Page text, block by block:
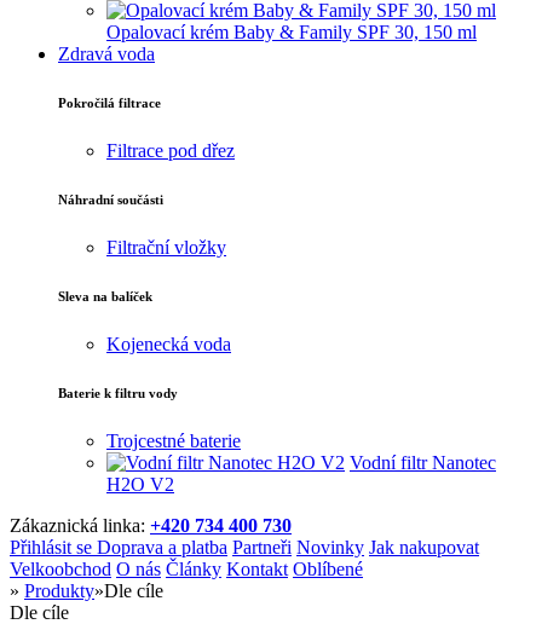
Opalovací krém Baby & Family SPF 30, 150 ml
Zdravá voda
Pokročilá filtrace
Filtrace pod dřez
Náhradní součásti
Filtrační vložky
Sleva na balíček
Kojenecká voda
Baterie k filtru vody
Trojcestné baterie
Vodní filtr Nanotec
H2O V2
Zákaznická linka: +420 734 400 730
Přihlásit se Doprava a platba Partneři Novinky Jak nakupovat
Velkoobchod O nás Články Kontakt Oblíbené
» Produkty»Dle cíle
Dle cíle